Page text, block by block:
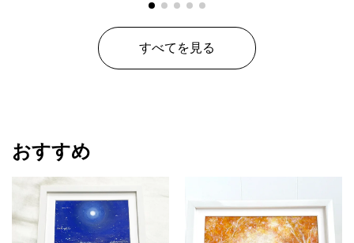
すべてを見る
おすすめ